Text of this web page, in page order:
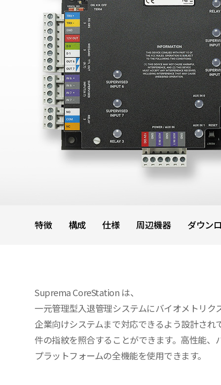
特徴 構成 仕様 周辺機器 ダウン
Suprema CoreStation は、
一元管理型入退管理システムにバイオメトリ
企業向けシステムまで対応できるよう設計さ
件の指紋を照合することができます。高性能
プラットフォームの全機能を使用できます。